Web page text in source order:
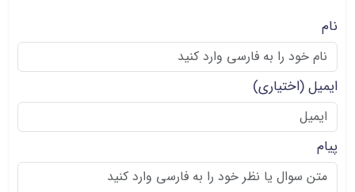
نام
ایمیل(اختیاری)
پیام